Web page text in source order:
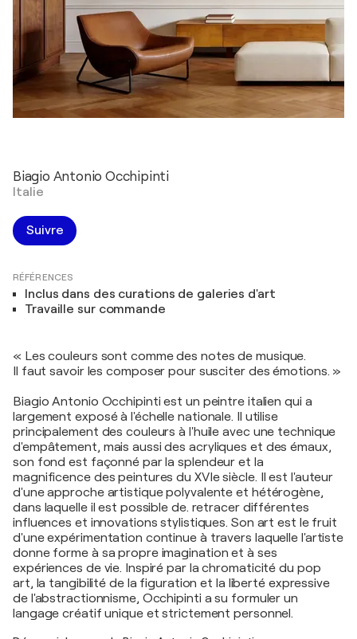
Biagio Antonio Occhipinti
Italie
Suivre
RÉFÉRENCES
Inclus dans des curations de galeries d'art
Travaille sur commande
« Les couleurs sont comme des notes de musique.
Il faut savoir les composer pour susciter des émotions. »
Biagio Antonio Occhipinti est un peintre italien qui a
largement exposé à l'échelle nationale. Il utilise
principalement des couleurs à l'huile avec une technique
d'empâtement, mais aussi des acryliques et des émaux,
son fond est façonné par la splendeur et la
magnificence des peintures du XVIe siècle. Il est l'auteur
d'une approche artistique polyvalente et hétérogène,
dans laquelle il est possible de. retracer différentes
influences et innovations stylistiques. Son art est le fruit
d'une expérimentation continue à travers laquelle l'artiste
donne forme à sa propre imagination et à ses
expériences de vie. Inspiré par la chromaticité du pop
art, la tangibilité de la figuration et la liberté expressive
de l'abstractionnisme, Occhipinti a su formuler un
langage créatif unique et strictement personnel.